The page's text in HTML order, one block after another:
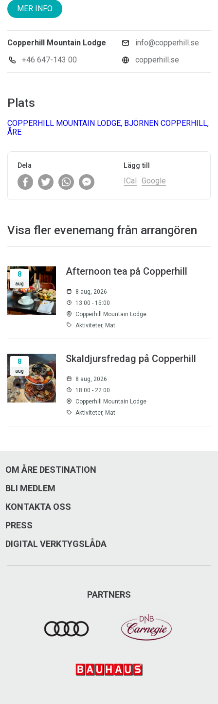
MER INFO
Copperhill Mountain Lodge
+46 647-143 00
info@copperhill.se
copperhill.se
Plats
COPPERHILL MOUNTAIN LODGE, BJÖRNEN COPPERHILL,
ÅRE
Dela Lägg till
ICal Google
Visa fler evenemang från arrangören
8
aug
Afternoon tea på Copperhill
8 aug, 2026
13:00 - 15:00
Copperhill Mountain Lodge
Aktiviteter, Mat
8
aug
Skaldjursfredag på Copperhill
8 aug, 2026
18:00 - 22:00
Copperhill Mountain Lodge
Aktiviteter, Mat
OM ÅRE DESTINATION
BLI MEDLEM
KONTAKTA OSS
PRESS
DIGITAL VERKTYGSLÅDA
PARTNERS